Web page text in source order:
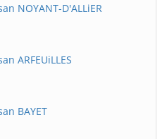
NOYANT-D'ALLiER
ARFEUiLLES
BAYET